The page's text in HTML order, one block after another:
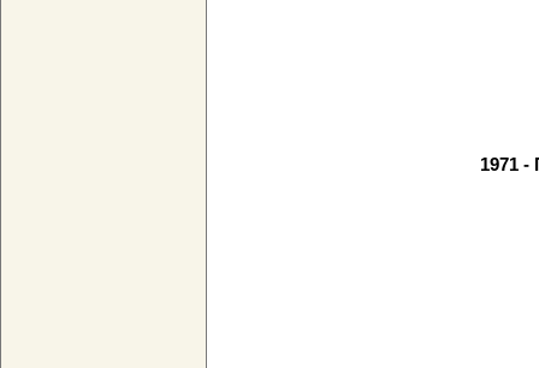
1971